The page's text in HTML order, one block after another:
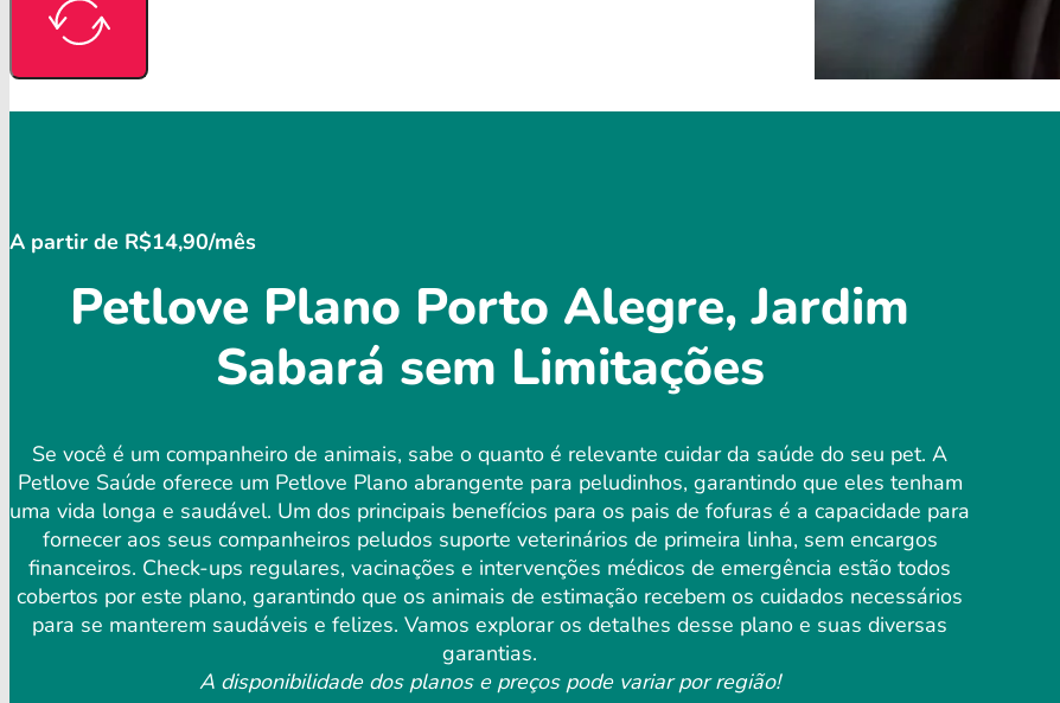
A partir de R$14,90/mês
Petlove Plano Porto Alegre, Jardim
Sabará sem Limitações
Se você é um companheiro de animais, sabe o quanto é relevante cuidar da saúde do seu pet. A
Petlove Saúde oferece um Petlove Plano abrangente para peludinhos, garantindo que eles tenham
uma vida longa e saudável. Um dos principais benefícios para os pais de fofuras é a capacidade para
fornecer aos seus companheiros peludos suporte veterinários de primeira linha, sem encargos
financeiros. Check-ups regulares, vacinações e intervenções médicos de emergência estão todos
cobertos por este plano, garantindo que os animais de estimação recebem os cuidados necessários
para se manterem saudáveis ​​e felizes. Vamos explorar os detalhes desse plano e suas diversas
garantias.
A disponibilidade dos planos e preços pode variar por região!